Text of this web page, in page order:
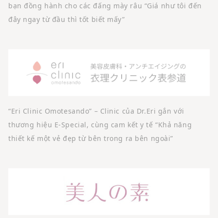
bạn đồng hành cho các đấng mày râu “Giá như tôi đến
đây ngay từ đầu thì tốt biết mấy”
“Eri Clinic Omotesando” – Clinic của Dr.Eri gắn với
thương hiệu E-Special, cùng cam kết y tế “Khả năng
thiết kế một vẻ đẹp từ bên trong ra bên ngoài”